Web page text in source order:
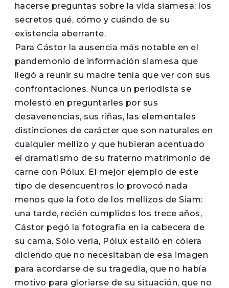
hacerse preguntas sobre la vida siamesa: los
secretos qué, cómo y cuándo de su
existencia aberrante.
Para Cástor la ausencia más notable en el
pandemonio de información siamesa que
llegó a reunir su madre tenía que ver con sus
confrontaciones. Nunca un periodista se
molestó en preguntarles por sus
desavenencias, sus riñas, las elementales
distinciones de carácter que son naturales en
cualquier mellizo y que hubieran acentuado
el dramatismo de su fraterno matrimonio de
carne con Pólux. El mejor ejemplo de este
tipo de desencuentros lo provocó nada
menos que la foto de los mellizos de Siam:
una tarde, recién cumplidos los trece años,
Cástor pegó la fotografía en la cabecera de
su cama. Sólo verla, Pólux estalló en cólera
diciendo que no necesitaban de esa imagen
para acordarse de su tragedia, que no había
motivo para gloriarse de su situación, que no